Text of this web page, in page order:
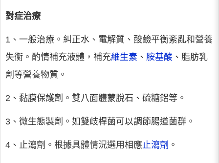
對症治療
1、一般治療。糾正水、電解質、酸鹼平衡紊亂和營養
失衡。酌情補充液體，補充維生素 、 胺基酸 、脂肪乳
劑等營養物質。
2、黏膜保護劑。雙八面體蒙脫石、硫糖鋁等。
3、微生態製劑。如雙歧桿菌可以調節腸道菌群。
4、止瀉劑。根據具體情況選用相應止瀉劑 。